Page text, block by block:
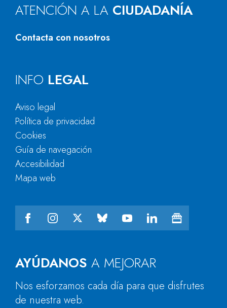
ATENCIÓN A LA CIUDADANÍA
Contacta con nosotros
AYÚDANOS A MEJORAR
Nos esforzamos cada día para que disfrutes
de nuestra web.
INFO LEGAL
Aviso legal
Política de privacidad
Cookies
Guía de navegación
Accesibilidad
Mapa web